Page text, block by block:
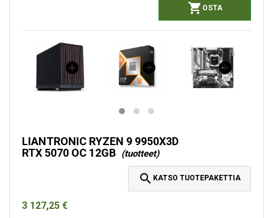
 OSTA
LIANTRONIC RYZEN 9 9950X3D
RTX 5070 OC 12GB (tuotteet)
 KATSO TUOTEPAKETTIA
3 127,25 €